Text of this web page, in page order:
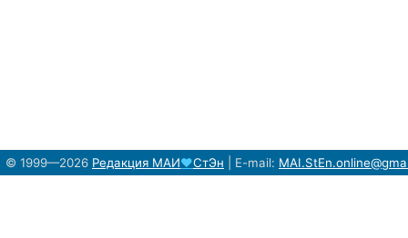
© 1999—2026 Редакция МАИ♥СтЭн E-mail: